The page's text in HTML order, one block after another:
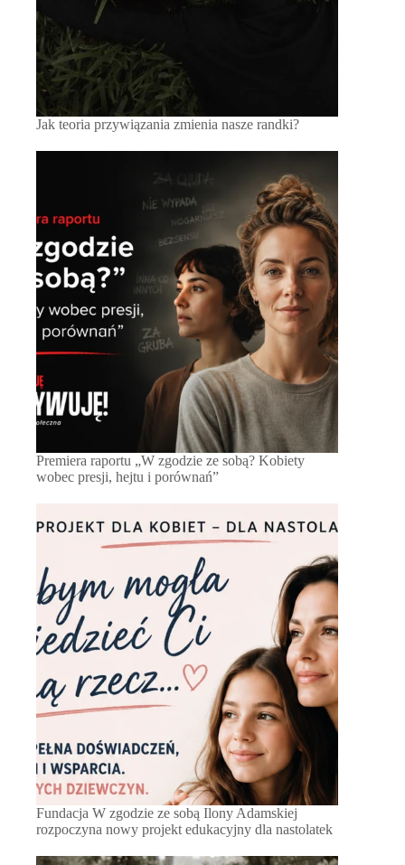
Jak teoria przywiązania zmienia nasze randki?
Premiera raportu „W zgodzie ze sobą? Kobiety
wobec presji, hejtu i porównań”
Fundacja W zgodzie ze sobą Ilony Adamskiej
rozpoczyna nowy projekt edukacyjny dla nastolatek